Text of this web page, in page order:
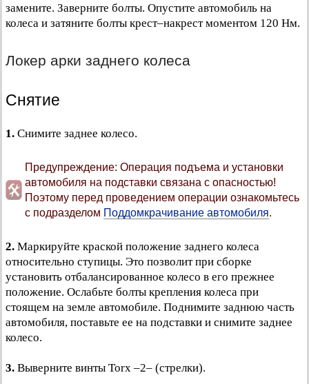
замените. Заверните болты. Опустите автомобиль на
колеса и затяните болты крест–накрест моментом 120 Нм.
Локер арки заднего колеса
Снятие
1. Снимите заднее колесо.
Предупреждение: Операция подъема и установки
автомобиля на подставки связана с опасностью!
Поэтому перед проведением операции ознакомьтесь
с подразделом Поддомкрачивание автомобиля.
2. Маркируйте краской положение заднего колеса
относительно ступицы. Это позволит при сборке
установить отбалансированное колесо в его прежнее
положение. Ослабьте болты крепления колеса при
стоящем на земле автомобиле. Поднимите заднюю часть
автомобиля, поставьте ее на подставки и снимите заднее
колесо.
3. Выверните винты Torx –2– (стрелки).